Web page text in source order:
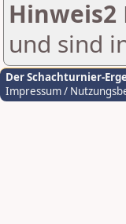
Hinweis2
und sind
Der Schachturnier-
Impressum /